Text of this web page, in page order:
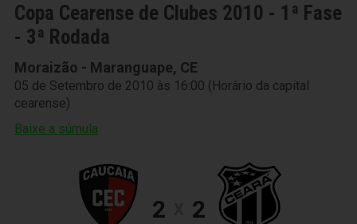
Copa Cearense de Clubes 2010 - 1ª Fase
- 3ª Rodada
Moraizão - Maranguape, CE
05 de Setembro de 2010 às 16:00 (Horário da capital
cearense)
Baixe a súmula
2 2